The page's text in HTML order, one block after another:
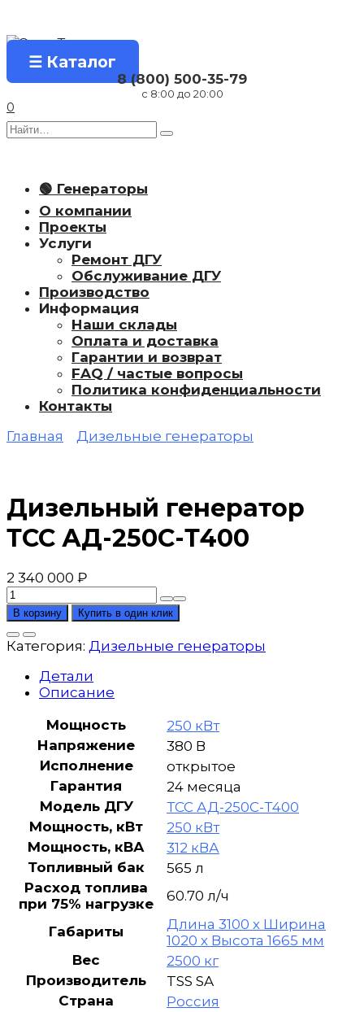
содержанию
☰ Каталог
8 (800) 500-35-79
с 8:00 до 20:00
0
Search
for:
🟢 Генераторы
О компании
Проекты
Услуги
Ремонт ДГУ
Обслуживание ДГУ
Производство
Информация
Наши склады
Оплата и доставка
Гарантии и возврат
FAQ / частые вопросы
Политика конфиденциальности
Контакты
Главная
Дизельные генераторы
Дизельный генератор
ТСС АД-250С-Т400
2 340 000 ₽
Количество
товара
Дизельный
генератор
АД-250С-
Т400
В корзину Купить в один клик
Категория: Дизельные генераторы
Детали
Описание
Мощность
250 кВт
Напряжение
380 В
Исполнение
открытое
Гарантия
24 месяца
Модель ДГУ
ТСС АД-250С-Т400
Мощность, кВт
250 кВт
Мощность, кВА
312 кВА
Топливный бак
565 л
Расход топлива
при 75% нагрузке
60.70 л/ч
Габариты
Длина 3100 х Ширина
1020 х Высота 1665 мм
Вес
2500 кг
Производитель
TSS SA
Страна
Россия